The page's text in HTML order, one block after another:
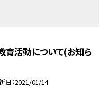
活動について(お知ら
日 2021/01/14